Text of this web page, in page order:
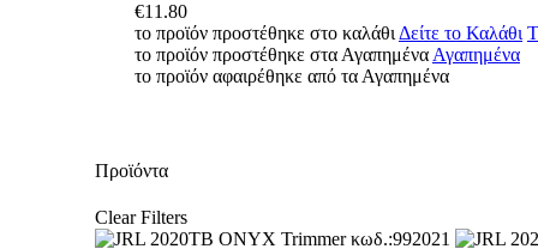
€11.80
το προϊόν προστέθηκε στο καλάθι Δείτε το Καλάθι
το προϊόν προστέθηκε στα Αγαπημένα Αγαπημένα
το προϊόν αφαιρέθηκε από τα Αγαπημένα
Προϊόντα
Clear Filters